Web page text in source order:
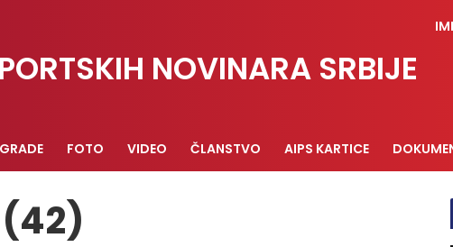
NOVINARA SRBIJE
FOTO VIDEO ČLANSTVO AIPS KARTICE
(42)